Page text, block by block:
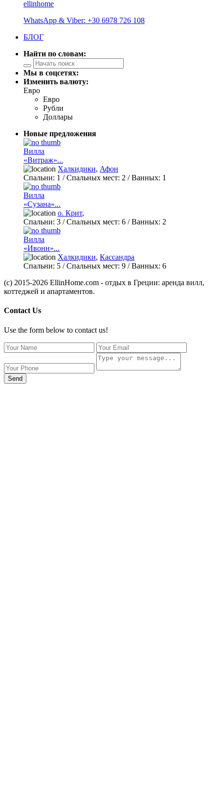
ellinhome
WhatsApp & Viber: +30 6978 726 108
БЛОГ
Найти по словам:
Мы в соцсетях:
Изменить валюту:
Евро
Евро
Рубли
Доллары
Новые предложения
Вилла
«Витраж»...
Халкидики, Афон
Спальни: 1 / Спальных мест: 2 /Ванных: 1
Вилла
«Сузана»...
о. Крит,
Спальни: 3 / Спальных мест: 6 /Ванных: 2
Вилла
«Ивонн»...
Халкидики, Кассандра
Спальни: 5 / Спальных мест: 9 /Ванных: 6
(c) 2015-2026 EllinHome.com - отдых в Греции: аренда вилл,
коттеджей и апартаментов.
Contact Us
Use the form below to contact us!
Send